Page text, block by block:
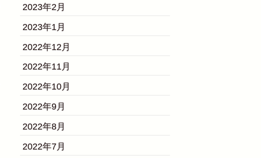
2023年2月
2023年1月
2022年12月
2022年11月
2022年10月
2022年9月
2022年8月
2022年7月